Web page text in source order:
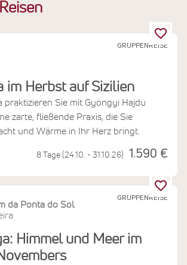
GRUPPENREISE
im Herbst auf Sizilien
praktizieren Sie mit Gyöngyi Hajdu
zarte, fließende Praxis, die Sie
und Wärme in Ihr Herz bringt.
8 Tage (24.10. - 31.10.26) 1.590 €
GRUPPENREISE
da Ponta do Sol
Himmel und Meer im